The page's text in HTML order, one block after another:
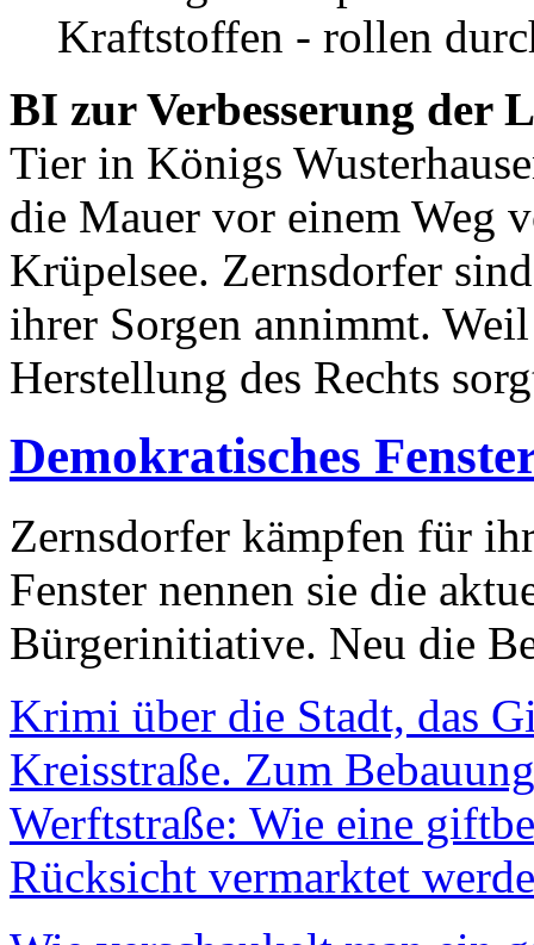
Kraftstoffen - rollen
BI zur Verbesserung der
Tier in Königs
die Mauer vor einem Weg
Krüpelsee. Zernsdorfer
ihrer Sorgen annimmt.
Herstellung des Rechts
Demokratisches
Zernsdorfer kämpfen für
Fenster nennen sie die
Bürgerinitiative. Neu die
Krimi über die Stadt, das
Kreisstraße. Zum
Werftstraße: Wie eine
Rücksicht vermarktet